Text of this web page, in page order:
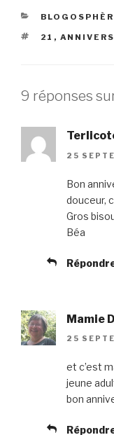
CATÉGORIES
ÉTIQUETTES
21 ,
9 réponses sur
25
Bon
douceur,
Gros
Béa
Mamie
25
et c’est
jeune
bon